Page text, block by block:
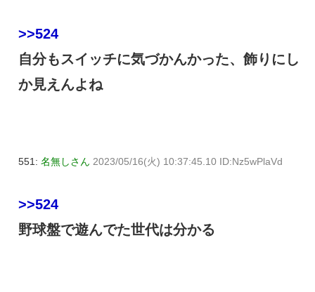
>>524
自分もスイッチに気づかんかった、飾りにし
か見えんよね
551: 名無しさん 2023/05/16(火) 10:37:45.10 ID:Nz5wPlaVd
>>524
野球盤で遊んでた世代は分かる